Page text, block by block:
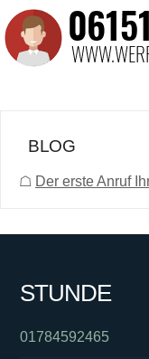
BLOG
☖ Der erste Anruf
STUNDE
01784592465